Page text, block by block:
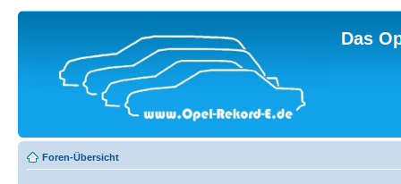
Das
Foren-Übersicht